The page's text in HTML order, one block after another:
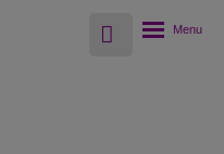
Vyhledávání
Rozbalení